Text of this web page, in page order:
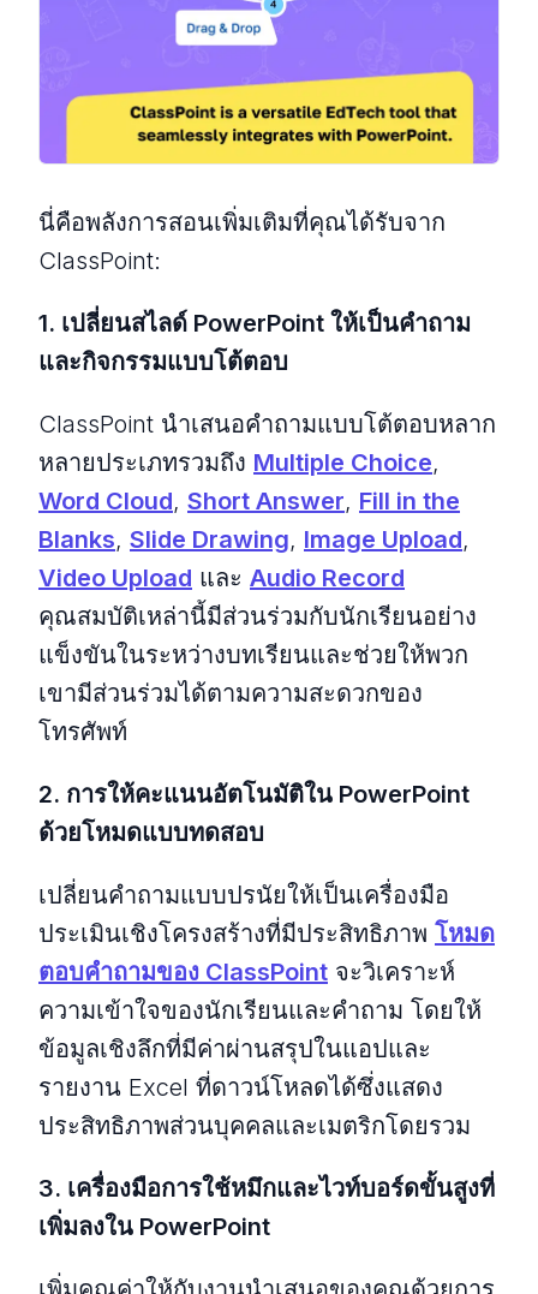
นี่คือพลังการสอนเพิ่มเติมที่คุณได้รับจาก
ClassPoint:
1. เปลี่ยนสไลด์ PowerPoint ให้เป็นคําถาม
และกิจกรรมแบบโต้ตอบ
ClassPoint นําเสนอคําถามแบบโต้ตอบหลาก
หลายประเภทรวมถึง Multiple Choice,
Word Cloud, Short Answer, Fill in the
Blanks, Slide Drawing, Image Upload,
Video Upload และ Audio Record
คุณสมบัติเหล่านี้มีส่วนร่วมกับนักเรียนอย่าง
แข็งขันในระหว่างบทเรียนและช่วยให้พวก
เขามีส่วนร่วมได้ตามความสะดวกของ
โทรศัพท์
2. การให้คะแนนอัตโนมัติใน PowerPoint
ด้วยโหมดแบบทดสอบ
เปลี่ยนคําถามแบบปรนัยให้เป็นเครื่องมือ
ประเมินเชิงโครงสร้างที่มีประสิทธิภาพ โหมด
ตอบคําถามของ ClassPoint จะวิเคราะห์
ความเข้าใจของนักเรียนและคําถาม โดยให้
ข้อมูลเชิงลึกที่มีค่าผ่านสรุปในแอปและ
รายงาน Excel ที่ดาวน์โหลดได้ซึ่งแสดง
ประสิทธิภาพส่วนบุคคลและเมตริกโดยรวม
3. เครื่องมือการใช้หมึกและไวท์บอร์ดขั้นสูงที่
เพิ่มลงใน PowerPoint